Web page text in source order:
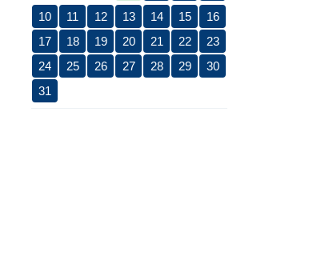
10
11 12 13 14 15
16
17
18 19 20 21 22
23
24
25 26 27 28 29
30
31